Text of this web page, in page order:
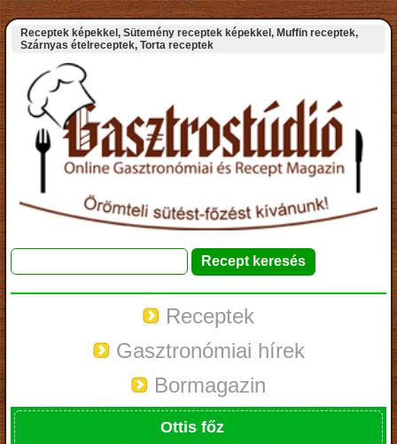
Receptek képekkel, Sütemény receptek képekkel, Muffin receptek,
Szárnyas ételreceptek, Torta receptek
Receptek
Gasztronómiai hírek
Bormagazin
Ottis főz